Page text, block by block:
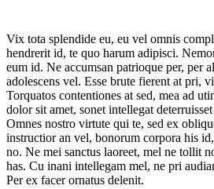
Vix tota splendide eu, eu vel omnis
hendrerit id, te quo harum adipisci.
eum id. Ne accumsan patrioque per, per
adolescens vel. Esse brute fierent at pri,
Torquatos contentiones at sed, mea ad
dolor sit amet, sonet intellegat
Omnes nostro virtute qui te, sed ex
instructior an vel, bonorum corpora his
no. Ne mei sanctus laoreet, mel ne tollit
has. Cu inani intellegam mel, ne pri
Per ex facer ornatus delenit.